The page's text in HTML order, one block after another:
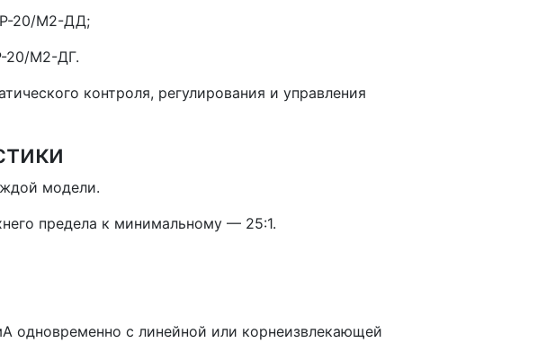
20/М2-ДД;
20/М2-ДГ.
контроля, регулирования и управления
модели.
предела к минимальному — 25:1.
с линейной или корнеизвлекающей